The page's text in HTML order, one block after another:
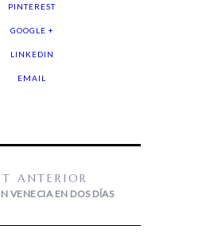
PINTEREST
GOOGLE +
LINKEDIN
EMAIL
ANTERIOR
VENECIA EN DOS DÍAS